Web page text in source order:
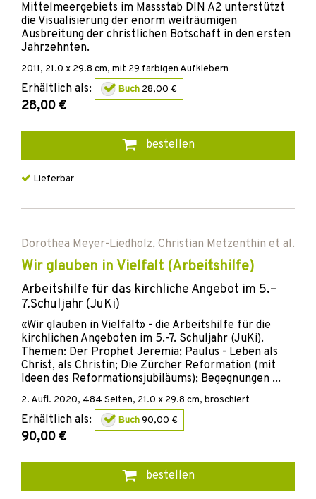
Mittelmeergebiets im Massstab DIN A2 unterstützt
die Visualisierung der enorm weiträumigen
Ausbreitung der christlichen Botschaft in den ersten
Jahrzehnten.
2011, 21.0 x 29.8 cm, mit 29 farbigen Aufklebern
Erhältlich als: Buch 28,00 €
28,00 €
bestellen
Lieferbar
Dorothea Meyer-Liedholz, Christian Metzenthin et al.
Wir glauben in Vielfalt (Arbeitshilfe)
Arbeitshilfe für das kirchliche Angebot im 5.–
7.Schuljahr (JuKi)
«Wir glauben in Vielfalt» - die Arbeitshilfe für die
kirchlichen Angeboten im 5.-7. Schuljahr (JuKi).
Themen: Der Prophet Jeremia; Paulus - Leben als
Christ, als Christin; Die Zürcher Reformation (mit
Ideen des Reformationsjubiläums); Begegnungen ...
2. Aufl. 2020, 484 Seiten, 21.0 x 29.8 cm, broschiert
Erhältlich als: Buch90,00 €
90,00 €
bestellen